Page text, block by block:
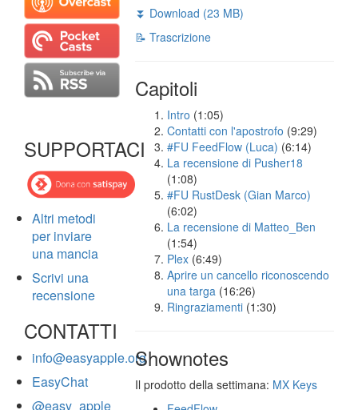
SUPPORTACI
Altri metodi
per inviare
una mancia
Scrivi una
recensione
CONTATTI
info@easyapple.org
EasyChat
@easy_apple
⏬ Download (23 MB)
📝 Trascrizione
Capitoli
Intro (1:05)
Contatti con l'apostrofo (9:29)
#FU FeedFlow (Luca) (6:14)
La recensione di Pusher18
(1:08)
#FU RustDesk (Gian Marco)
(6:02)
La recensione di Matteo_Ben
(1:54)
Plex (6:49)
Aprire un cancello riconoscendo
una targa (16:26)
Ringraziamenti (1:30)
Shownotes
Il prodotto della settimana: MX Keys